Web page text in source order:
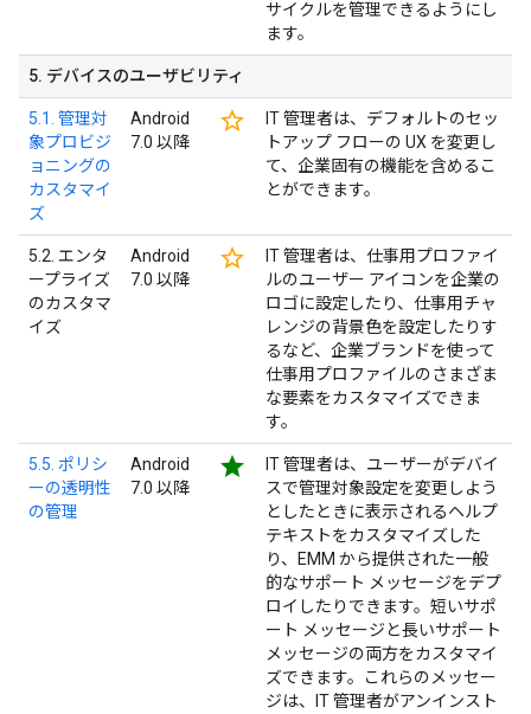
サイクルを管理できるようにし
ます。
5. デバイスのユーザビリティ
5.1. 管理対
象プロビジ
ョニングの
カスタマイ
ズ
Android
7.0 以降
star_border
IT 管理者は、デフォルトのセッ
トアップ フローの UX を変更し
て、企業固有の機能を含めるこ
とができます。
5.2. エンタ
ープライズ
のカスタマ
イズ
Android
7.0 以降
star_border
IT 管理者は、仕事用プロファイ
ルのユーザー アイコンを企業の
ロゴに設定したり、仕事用チャ
レンジの背景色を設定したりす
るなど、企業ブランドを使って
仕事用プロファイルのさまざま
な要素をカスタマイズできま
す。
5.5. ポリシ
ーの透明性
の管理
Android
7.0 以降
star
IT 管理者は、ユーザーがデバイ
スで管理対象設定を変更しよう
としたときに表示されるヘルプ
テキストをカスタマイズした
り、EMM から提供された一般
的なサポート メッセージをデプ
ロイしたりできます。短いサポ
ート メッセージと長いサポート
メッセージの両方をカスタマイ
ズできます。これらのメッセー
ジは、IT 管理者がアンインスト